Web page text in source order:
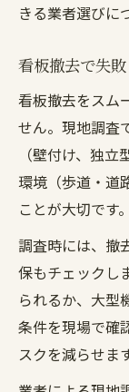
事故ゼ
テントや
店舗
説
オー
看板撤
原状
見積もり
看板
看板撤
口コ
きる業者選びに
看板撤去で失
看板撤去をスム
せん。現地調査
（壁付け、独
環境（歩道・道
ことが大切です。
調査時には、撤
保もチェックし
られるか、大型
条件を現場で確
スクを減らせます